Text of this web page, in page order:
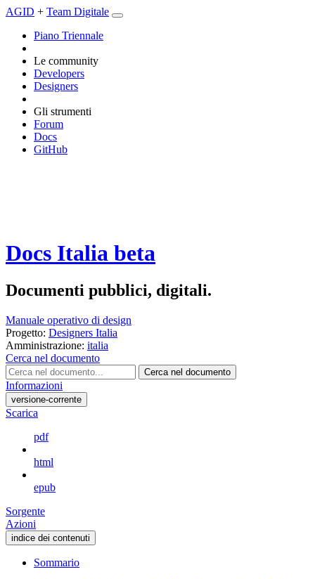
AGID + Team Digitale
Piano Triennale
Le community
Developers
Designers
Gli strumenti
Forum
Docs
GitHub
Docs Italia beta
Documenti pubblici, digitali.
Manuale operativo di design
Progetto: Designers Italia
Amministrazione: italia
Cerca nel documento
Cerca nel documento
Informazioni
versione-corrente
Scarica
pdf
html
epub
Sorgente
Azioni
indice dei contenuti
Sommario